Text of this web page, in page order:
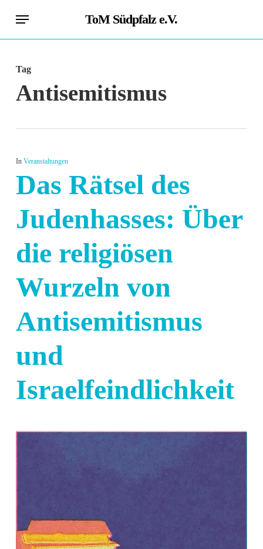
content
ToM Südpfalz e.V.
Menu
Tag
Antisemitismus
In Veranstaltungen
Das Rätsel des
Judenhasses: Über
die religiösen
Wurzeln von
Antisemitismus
und
Israelfeindlichkeit